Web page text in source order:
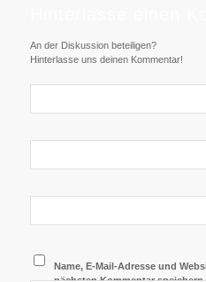
An der Diskussion beteiligen?
Hinterlasse uns deinen Kommentar!
Name, E-Mail-Adresse und